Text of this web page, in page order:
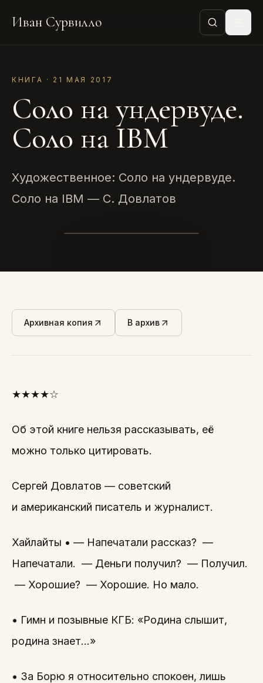
Иван Сурвилло
КНИГА · 21 МАЯ 2017
Соло на ундервуде.
Соло на IBM
Художественное: Соло на ундервуде.
Соло на IBM — С. Довлатов
Архивная копия В архив
★★★★☆
Об этой книге нельзя рассказывать, её
можно только цитировать.
Сергей Довлатов — советский
и американский писатель и журналист.
Хайлайты • — Напечатали рассказ? —
Напечатали. — Деньги получил? — Получил.
— Хорошие? — Хорошие. Но мало.
• Гимн и позывные КГБ: «Родина слышит,
родина знает…»
• За Борю я относительно спокоен, лишь